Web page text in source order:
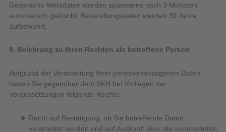
Gesprächs-Metadaten werden spätestens nach 3 Monaten
automatisch gelöscht. Behandlungsdaten werden 30 Jahre
aufbewahrt.
9. Belehrung zu Ihren Rechten als betroffene Person
Aufgrund der Verarbeitung Ihrer personenbezogenen Daten
haben Sie gegenüber dem SKH bei Vorliegen der
Voraussetzungen folgende Rechte:
Recht auf Bestätigung, ob Sie betreffende Daten
verarbeitet werden und auf Auskunft über die verarbeiteten